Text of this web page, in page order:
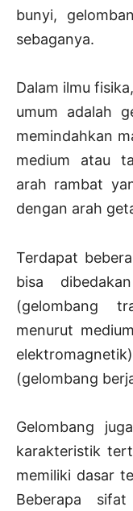
bunyi,
sebaganya.
Dalam ilmu fisika,
umum adalah
memindahkan
medium atau
arah rambat
dengan arah
Terdapat
bisa
(gelombang
menurut
(gelombang
Gelombang
karakteristik
memiliki dasar
Beberapa